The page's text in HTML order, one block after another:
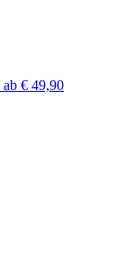
ab € 49,90